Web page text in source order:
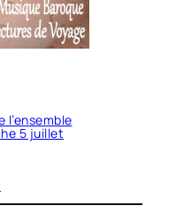
l’ensemble
5 juillet